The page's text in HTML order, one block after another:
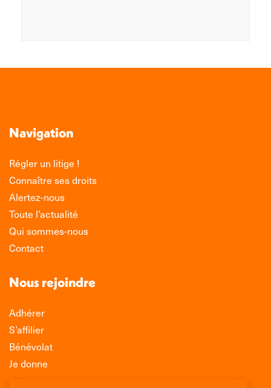
Navigation
Régler un litige !
Connaître ses droits
Alertez-nous
Toute l’actualité
Qui sommes-nous
Contact
Nous rejoindre
Adhérer
S’affilier
Bénévolat
Je donne